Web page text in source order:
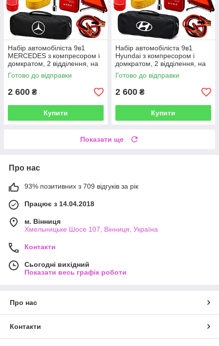
Набір автомобіліста 9в1
MERCEDES з компресором і
домкратом, 2 відділення, на
липучках, чорний
Готово до відправки
2 600 ₴
Купити
Набір автомобіліста 9в1
Hyundai з компресором і
домкратом, 2 відділення, на
липучках, чорний
Готово до відправки
2 600 ₴
Купити
Показати ще
Про нас
93% позитивних з 709 відгуків за рік
Працює з 14.04.2018
м. Вінниця
Хмельницьке Шосе 107, Вінниця, Україна
Контакти
Сьогодні вихідний
Показати весь графік роботи
Про нас
Контакти